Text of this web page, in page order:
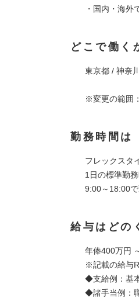
・国内・海
どこで働く
東京都 / 神奈
※変更の範囲
勤務時間は
フレックスタ
1日の標準勤
9:00～18:00
給与はどの
年俸400万円
※記載の給与
◆支給例：基
◆諸手当例：